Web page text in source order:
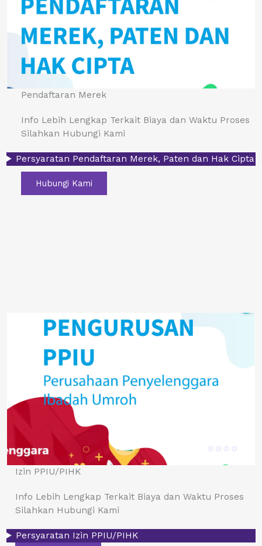
Pendaftaran Merek
Info Lebih Lengkap Terkait Biaya dan Waktu Proses
Silahkan Hubungi Kami
Persyaratan Pendaftaran Merek, Paten dan Hak Cipta
Hubungi Kami
Izin PPIU/PIHK
Info Lebih Lengkap Terkait Biaya dan Waktu Proses
Silahkan Hubungi Kami
Persyaratan Izin PPIU/PIHK